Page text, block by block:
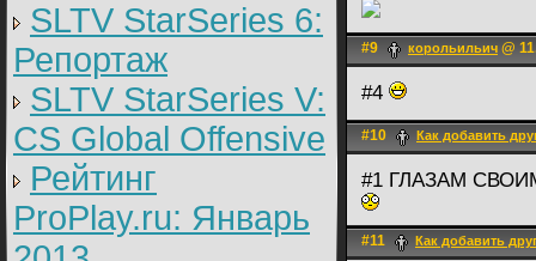
SLTV StarSeries 6:
Репортаж
SLTV StarSeries V:
CS Global Offensive
Рейтинг
ProPlay.ru: Январь
#9 корольильич @
#4
#10 Как добавить
#1 ГЛАЗАМ
#11 Как добавить